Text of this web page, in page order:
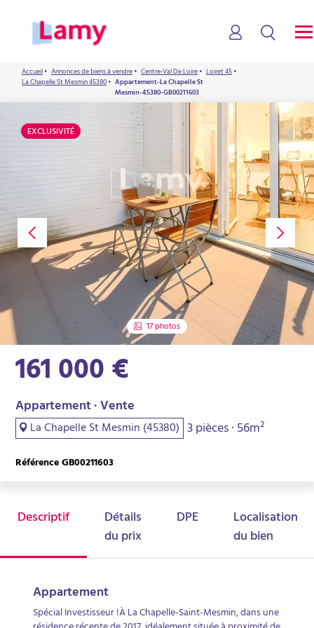
Accueil• Annonces de biens à vendre• Centre-Val De Loire• Loiret 45•
La Chapelle St Mesmin 45380• Appartement-La Chapelle St
Mesmin-45380-GB00211603
EXCLUSIVITÉ
17 photos
Appartement · Vente
La Chapelle St Mesmin (45380) 3 pièces · 56m²
161 000 €
Référence GB00211603
Descriptif Détails
du prix
DPE Localisation
du bien
Appartement
Spécial Investisseur !À La Chapelle-Saint-Mesmin, dans une